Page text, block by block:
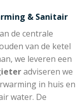
& Sanitair
de centrale
van de ketel
we leveren een
adviseren we
in huis en
water. De